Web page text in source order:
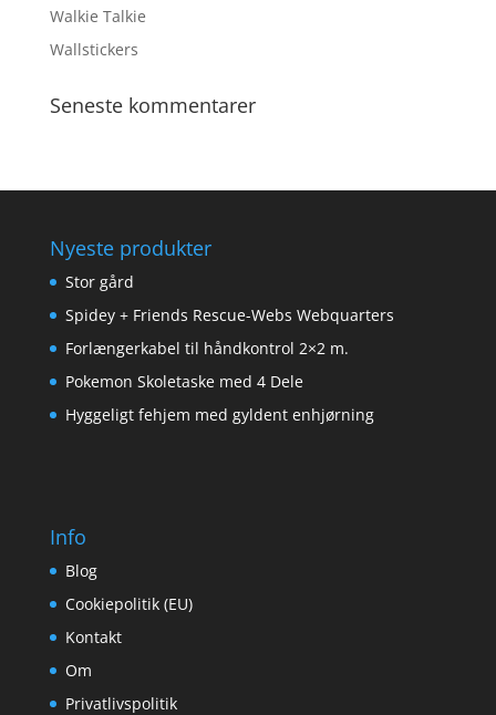
Walkie Talkie
Wallstickers
Seneste kommentarer
Nyeste produkter
Stor gård
Spidey + Friends Rescue-Webs Webquarters
Forlængerkabel til håndkontrol 2×2 m.
Pokemon Skoletaske med 4 Dele
Hyggeligt fehjem med gyldent enhjørning
Info
Blog
Cookiepolitik (EU)
Kontakt
Om
Privatlivspolitik